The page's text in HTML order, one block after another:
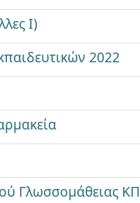
Ι)
2022
Γλωσσομάθειας